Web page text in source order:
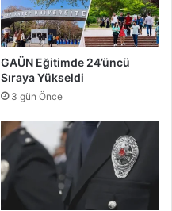
GAÜN Eğitimde 24’üncü
Sıraya Yükseldi
3 gün Önce